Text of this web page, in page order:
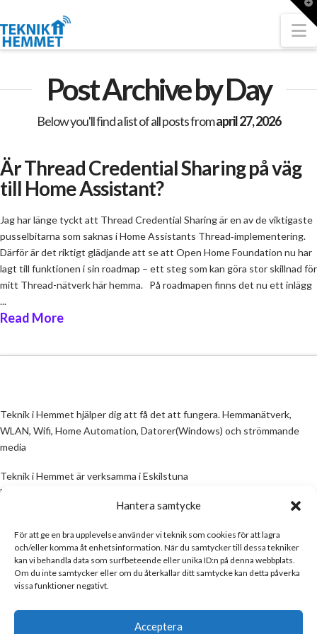
Hantera samtycke
För att ge en bra upplevelse använder vi teknik som cookies för att lagra
och/eller komma åt enhetsinformation. När du samtycker till dessa tekniker
kan vi behandla data som surfbeteende eller unika ID:n på denna webbplats.
Om du inte samtycker eller om du återkallar ditt samtycke kan detta påverka
vissa funktioner negativt.
Acceptera
Post Archive by Day
Below you'll find a list of all posts fromapril 27, 2026
Är Thread Credential Sharing på väg
till Home Assistant?
Jag har länge tyckt att Thread Credential Sharing är en av de viktigaste
pusselbitarna som saknas i Home Assistants Thread‑implementering.
Därför är det riktigt glädjande att se att Open Home Foundation nu har
lagt till funktionen i sin roadmap – ett steg som kan göra stor skillnad för
mitt Thread-nätverk här hemma. På roadmapen finns det nu ett inlägg
...
Read More
Teknik i Hemmet hjälper dig att få det att fungera. Hemmanätverk,
WLAN, Wifi, Home Automation, Datorer(Windows) och strömmande
media
Teknik i Hemmet är verksamma i Eskilstuna
Email:
All information på denna sida skall ses som en guide, inte en manual. Om
information på sidan inte stämmer och/eller är felaktig, skicka gärna ett
mail